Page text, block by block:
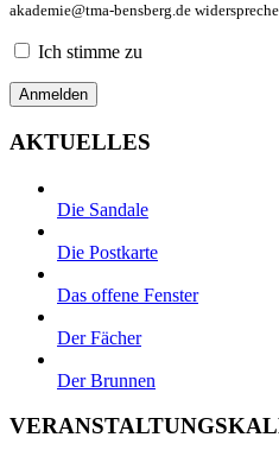
akademie@tma-bensberg.de
Ich stimme zu
AKTUELLES
Die Sandale
Die Postkarte
Das offene Fenster
Der Fächer
Der Brunnen